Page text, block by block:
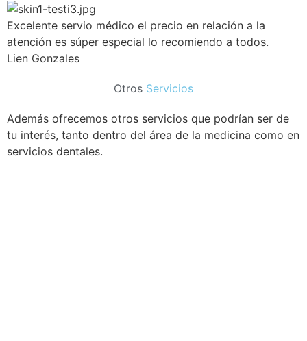
Excelente servio médico el precio en relación a la
atención es súper especial lo recomiendo a todos.
Lien Gonzales
Otros Servicios
Además ofrecemos otros servicios que podrían ser de
tu interés, tanto dentro del área de la medicina como en
servicios dentales.